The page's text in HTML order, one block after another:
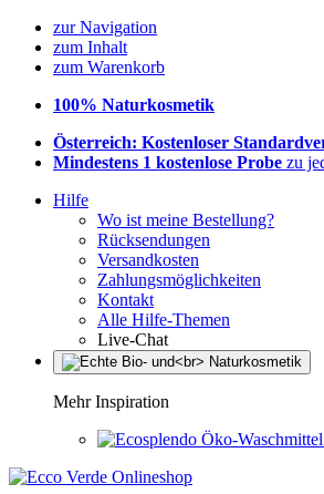
zur Navigation
zum Inhalt
zum Warenkorb
100% Naturkosmetik
Österreich: Kostenloser
Mindestens 1 kostenlose Probe zu
Hilfe
Wo ist meine Bestellung?
Rücksendungen
Versandkosten
Zahlungsmöglichkeiten
Kontakt
Alle Hilfe-Themen
Live-Chat
Mehr Inspiration
Öko-